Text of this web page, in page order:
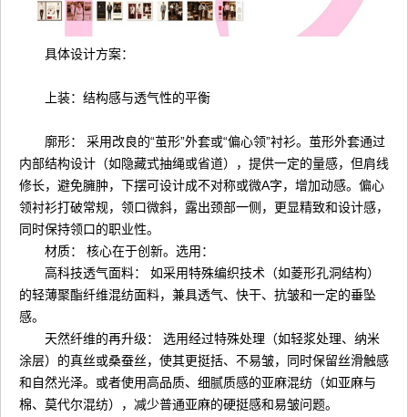
具体设计方案：
上装：结构感与透气性的平衡
廓形： 采用改良的“茧形”外套或“偏心领”衬衫。茧形外套通过
内部结构设计（如隐藏式抽绳或省道），提供一定的量感，但肩线
修长，避免臃肿，下摆可设计成不对称或微A字，增加动感。偏心
领衬衫打破常规，领口微斜，露出颈部一侧，更显精致和设计感，
同时保持领口的职业性。
材质： 核心在于创新。选用：
高科技透气面料： 如采用特殊编织技术（如菱形孔洞结构）
的轻薄聚酯纤维混纺面料，兼具透气、快干、抗皱和一定的垂坠
感。
天然纤维的再升级： 选用经过特殊处理（如轻浆处理、纳米
涂层）的真丝或桑蚕丝，使其更挺括、不易皱，同时保留丝滑触感
和自然光泽。或者使用高品质、细腻质感的亚麻混纺（如亚麻与
棉、莫代尔混纺），减少普通亚麻的硬挺感和易皱问题。